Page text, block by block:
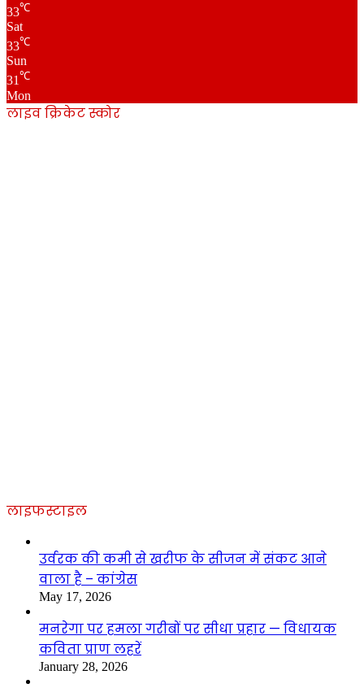
33℃
Sat
33℃
Sun
31℃
Mon
लाइव क्रिकेट स्कोर
लाइफस्टाइल
उर्वरक की कमी से खरीफ के सीजन में संकट आने
वाला है – कांग्रेस
May 17, 2026
मनरेगा पर हमला गरीबों पर सीधा प्रहार — विधायक
कविता प्राण लहरें
January 28, 2026